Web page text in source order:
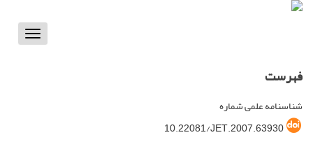
Toggle
فهرست
شناسنامه علمی شماره
10.22081/JET.2007.63930